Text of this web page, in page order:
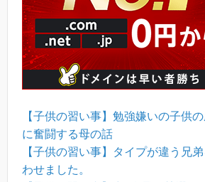
【子供の習い事】勉強嫌いの子供
に奮闘する母の話
【子供の習い事】タイプが違う兄
わせました。